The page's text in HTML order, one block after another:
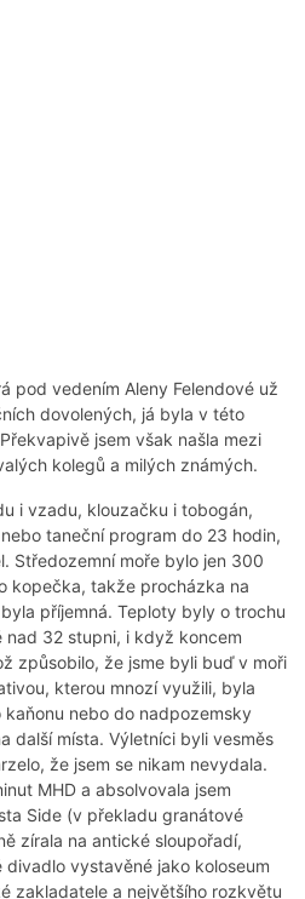
pod vedením Aleny Felendové už
dovolených, já byla v této
jsem však našla mezi
kolegů a milých známých.
i vzadu, klouzačku i tobogán,
taneční program do 23 hodin,
Středozemní moře bylo jen 300
kopečka, takže procházka na
příjemná. Teploty byly o trochu
nad 32 stupni, i když koncem
způsobilo, že jsme byli buď v moři
kterou mnozí využili, byla
nebo do nadpozemsky
další místa. Výletníci byli vesměs
že jsem se nikam nevydala.
MHD a absolvovala jsem
Side (v překladu granátové
zírala na antické sloupořadí,
vystavěné jako koloseum
zakladatele a největšího rozkvětu